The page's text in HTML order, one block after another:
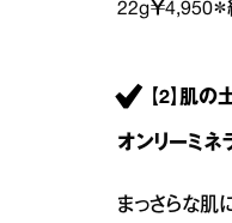
22g￥4,950＊
【2】肌
オンリーミネ
まっさらな肌